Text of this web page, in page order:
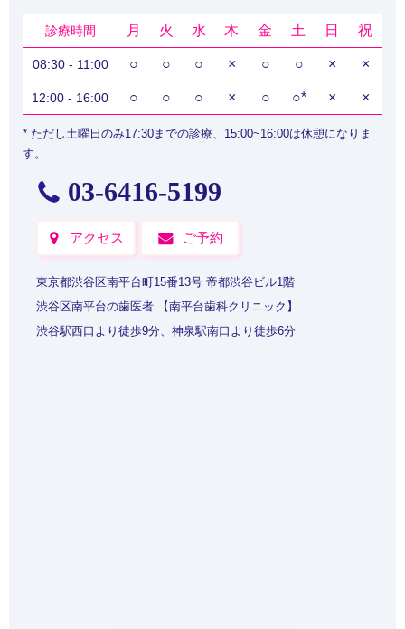
診療時間 月 火 水 木 金 土 日 祝
08:30 - 11:00 ○ ○ ○ × ○ ○ × ×
12:00 - 16:00 ○ ○ ○ × ○ ○* × ×
* ただし土曜日のみ17:30までの診療、15:00~16:00は休憩になりま
す。
03-6416-5199
アクセス ご予約
東京都渋谷区南平台町15番13号 帝都渋谷ビル1階
渋谷区南平台の歯医者 【南平台歯科クリニック】
渋谷駅西口より徒歩9分、神泉駅南口より徒歩6分